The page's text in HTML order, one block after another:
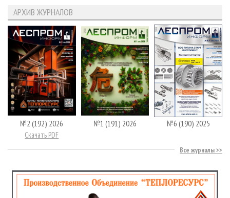
АРХИВ ЖУРНАЛОВ
№2 (192) 2026
Скачать PDF
№1 (191) 2026 №6 (190) 2025
Все журналы